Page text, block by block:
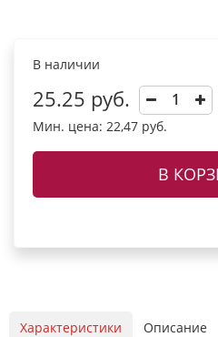
В наличии
25.25 руб.
Мин. цена: 22,47 руб.
В
Характеристики Описание